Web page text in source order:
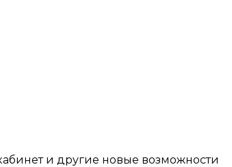
и другие новые возможности